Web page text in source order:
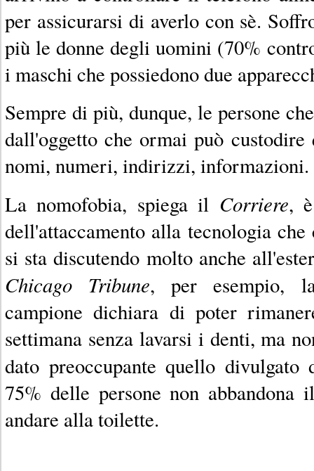
per assicurarsi di averlo con sè.
più le donne degli uomini (70%
i maschi che possiedono due
Sempre di più, dunque, le persone
dall'oggetto che ormai può
nomi, numeri, indirizzi, informazioni.
La nomofobia, spiega il Corriere,
dell'attaccamento alla tecnologia
si sta discutendo molto anche
Chicago Tribune, per esempio,
campione dichiara di poter
settimana senza lavarsi i denti, ma
dato preoccupante quello
75% delle persone non abbandona
andare alla toilette.